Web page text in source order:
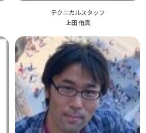
テクニカルスタッフ
上田 侑真